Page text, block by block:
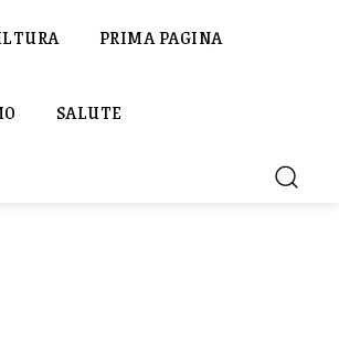
PRIMA PAGINA
SALUTE